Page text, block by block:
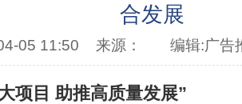
合发展
05 11:50 来源： 编辑:广告
项目 助推高质量发展”